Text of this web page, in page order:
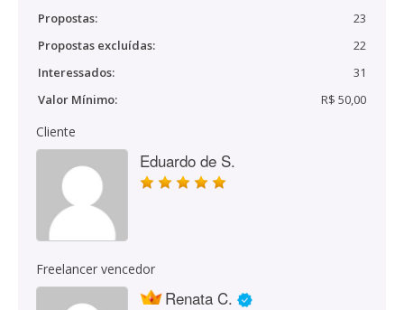
Propostas:
23
Propostas excluídas:
22
Interessados:
31
Valor Mínimo:
R$ 50,00
Cliente
Eduardo de S.
Freelancer vencedor
Renata C.